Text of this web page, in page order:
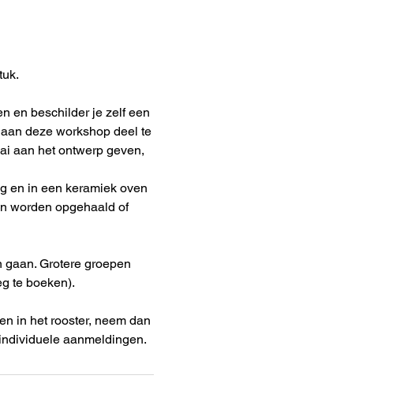
en beschilder je zelf een
deze workshop deel te
aan het ontwerp geven,
en in een keramiek oven
worden opgehaald of
Grotere groepen
te boeken).
in het rooster, neem dan
aanmeldingen.